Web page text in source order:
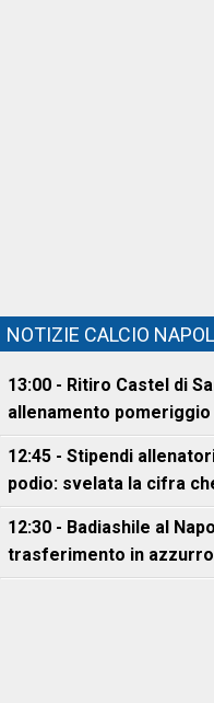
NOTIZIE CALCIO
13:00 - Ritiro Castel di
allenamento pomeriggio
12:45 - Stipendi
podio: svelata la cifra
12:30 - Badiashile al
trasferimento in